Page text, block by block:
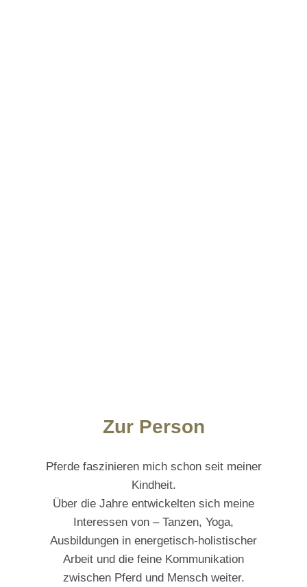
Zur Person
Pferde faszinieren mich schon seit meiner
Kindheit.
Über die Jahre entwickelten sich meine
Interessen von – Tanzen, Yoga,
Ausbildungen in energetisch-holistischer
Arbeit und die feine Kommunikation
zwischen Pferd und Mensch weiter.